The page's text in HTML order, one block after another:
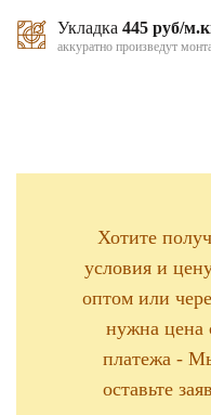
Укладка 445 руб/
аккуратно произведут
Хотите
условия и
оптом или
нужна цена
платежа -
оставьте